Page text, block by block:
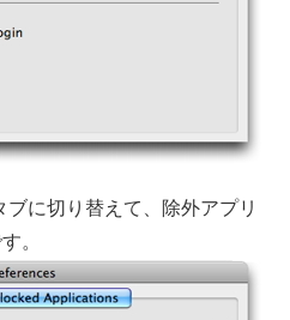
ブに切り替えて、除外アプリ
。